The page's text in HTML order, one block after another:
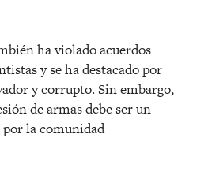
ha violado acuerdos
y se ha destacado por
y corrupto. Sin embargo,
de armas debe ser un
la comunidad